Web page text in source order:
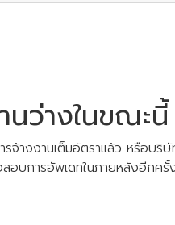
ว่างในขณะนี้
จ้างงานเต็มอัตราแล้ว หรือบริษั
อบการอัพเดทในภายหลังอีกครั้